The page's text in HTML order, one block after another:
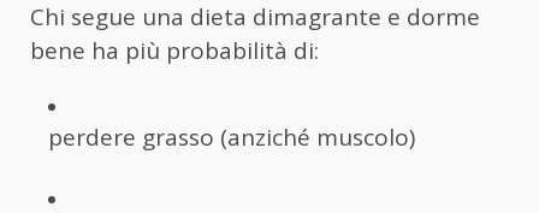
Chi segue una dieta dimagrante e dorme
bene ha più probabilità di:
perdere grasso (anziché muscolo)